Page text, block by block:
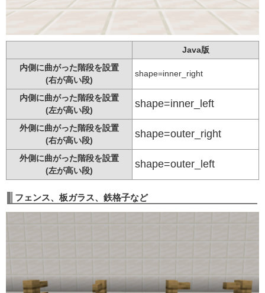
Java版
内側に曲がった階段を設置
(右が高い段)
shape=inner_right
内側に曲がった階段を設置
(左が高い段)
shape=inner_left
外側に曲がった階段を設置
(右が高い段)
shape=outer_right
外側に曲がった階段を設置
(左が高い段)
shape=outer_left
フェンス、板ガラス、鉄格子など